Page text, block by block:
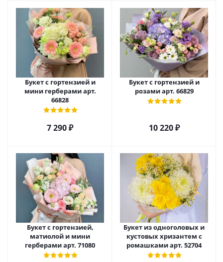
Букет с гортензией и
мини герберами арт.
66828
7 290₽
Букет с гортензией и
розами арт. 66829
10 220₽
Букет с гортензией,
матиолой и мини
герберами арт. 71080
Букет из одноголовых и
кустовых хризантем с
ромашками арт. 52704